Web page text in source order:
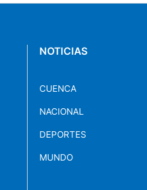
NOTICIAS
CUENCA
NACIONAL
DEPORTES
MUNDO